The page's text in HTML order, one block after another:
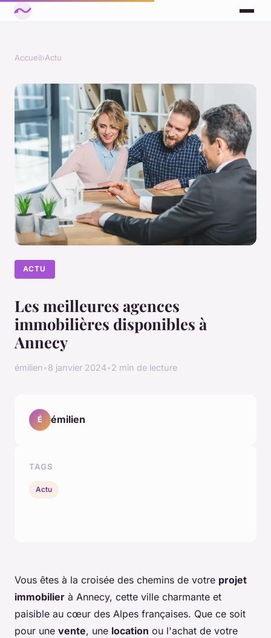
Accueil›Actu
ACTU
Les meilleures agences
immobilières disponibles à
Annecy
émilien•8 janvier 2024•2 min de lecture
Vous êtes à la croisée des chemins de votre projet
immobilier à Annecy, cette ville charmante et
paisible au cœur des Alpes françaises. Que ce soit
pour une vente, une location ou l'achat de votre
É émilien
TAGS
Actu